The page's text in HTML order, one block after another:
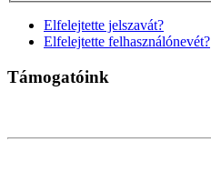
Elfelejtette jelszavát?
Elfelejtette felhasználónevét?
Támogatóink